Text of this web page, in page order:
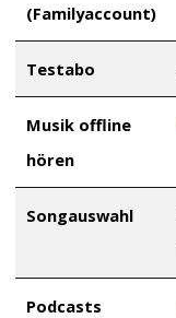
(Familyaccount)
Testabo
Musik offline
hören
Songauswahl
Podcasts